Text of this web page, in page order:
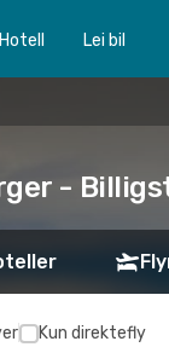
Lei bil
-
Kun direktefly